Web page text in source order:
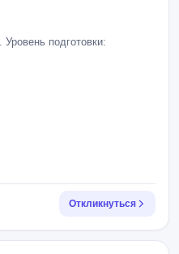
Уровень подготовки:
Откликнуться